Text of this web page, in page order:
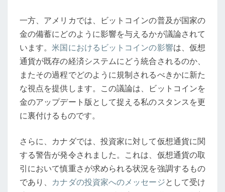
る
中
で
の
信
頼
性
制
の
行
方
一方、アメリカでは、ビットコインの普及が国家の
金の備蓄にどのように影響を与えるかが議論されて
います。米国におけるビットコインの影響は、仮想
通貨が既存の経済システムにどう統合されるのか、
またその過程でどのように規制されるべきかに新た
な視点を提供します。この議論は、ビットコインを
金のアップデート版として捉える私のスタンスを更
に裏付けるものです。
さらに、カナダでは、投資家に対して仮想通貨に関
する警告が発令されました。これは、仮想通貨の取
引において慎重さが求められる状況を強調するもの
であり、 カナダの投資家へのメッセージとして受け